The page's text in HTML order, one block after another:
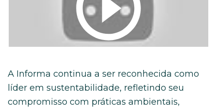
A Informa continua a ser reconhecida como
líder em sustentabilidade, refletindo seu
compromisso com práticas ambientais,